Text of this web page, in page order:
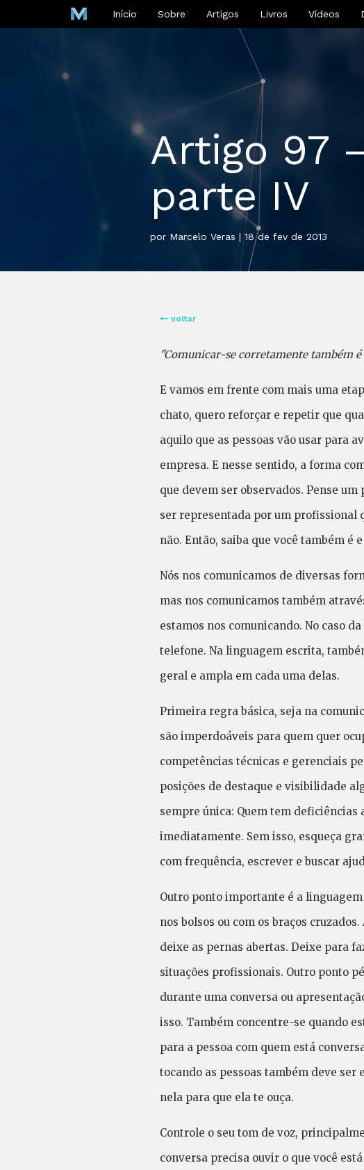
Início Sobre Artigos Livros Vídeos
Artigo 97
parte IV
por Marcelo Veras | 18 de fev de 2013
voltar
"Comunicar-se corretamente também é
E vamos em frente com mais uma
chato, quero reforçar e repetir que
aquilo que as pessoas vão usar para
empresa. E nesse sentido, a forma
que devem ser observados. Pense
ser representada por um profissional
não. Então, saiba que você também é
Nós nos comunicamos de diversas
mas nos comunicamos também
estamos nos comunicando. No caso
telefone. Na linguagem escrita,
geral e ampla em cada uma delas.
Primeira regra básica, seja na
são imperdoáveis para quem quer
competências técnicas e gerenciais
posições de destaque e visibilidade
sempre única: Quem tem deficiências
imediatamente. Sem isso, esqueça
com frequência, escrever e buscar
Outro ponto importante é a
nos bolsos ou com os braços
deixe as pernas abertas. Deixe para
situações profissionais. Outro ponto
durante uma conversa ou
isso. Também concentre-se quando
para a pessoa com quem está
tocando as pessoas também deve ser
nela para que ela te ouça.
Controle o seu tom de voz,
conversa precisa ouvir o que você